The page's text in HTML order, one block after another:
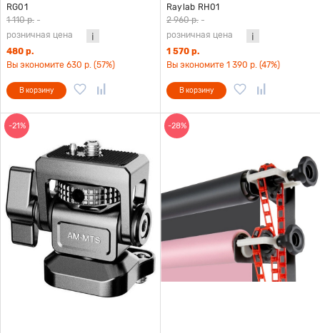
RG01
1 110 р. -
розничная цена
480 р.
Вы экономите 630 р. (57%)
В корзину
Raylab RH01
2 960 р. -
розничная цена
1 570 р.
Вы экономите 1 390 р. (47%)
В корзину
-21% -28%